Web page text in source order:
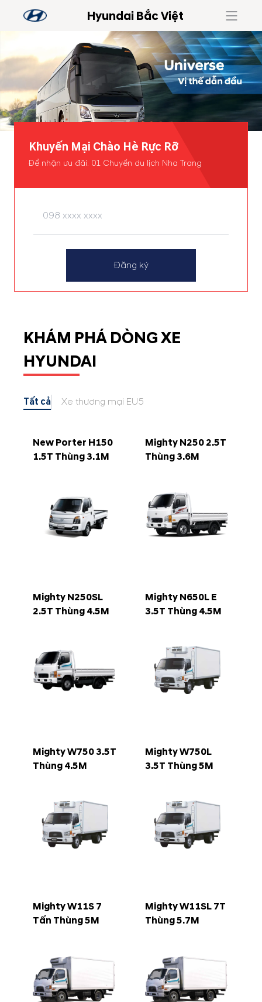
Hyundai Bắc Việt
Khuyến Mại Chào Hè Rực Rỡ
Để nhận ưu đãi: 01 Chuyến du lịch Nha Trang
Đăng ký
KHÁM PHÁ DÒNG XE
HYUNDAI
Tất cả Xe thương mại EU5
New Porter H150
1.5T Thùng 3.1M
Mighty N250 2.5T
Thùng 3.6M
Mighty N250SL
2.5T Thùng 4.5M
Mighty N650L E
3.5T Thùng 4.5M
Mighty W750 3.5T
Thùng 4.5M
Mighty W750L
3.5T Thùng 5M
Mighty W11S 7
Tấn Thùng 5M
Mighty W11SL 7T
Thùng 5.7M